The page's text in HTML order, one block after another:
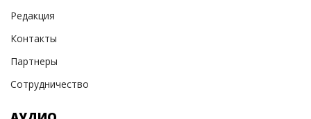
Редакция
Контакты
Партнеры
Сотрудничество